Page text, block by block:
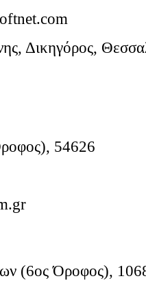
Δικηγόρος,
54626
(6ος Όροφος),